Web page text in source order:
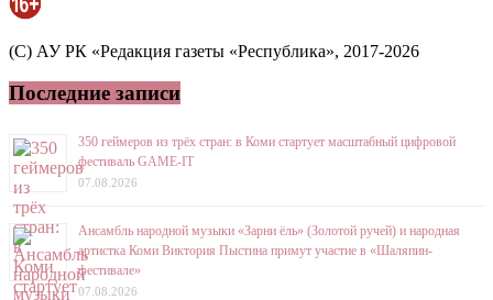
(C) АУ РК «Редакция газеты «Республика», 2017-2026
Последние записи
350 геймеров из трёх стран: в Коми стартует масштабный цифровой
фестиваль GAME-IT
07.08.2026
Ансамбль народной музыки «Зарни ёль» (Золотой ручей) и народная
артистка Коми Виктория Пыстина примут участие в «Шаляпин-
фестивале»
07.08.2026